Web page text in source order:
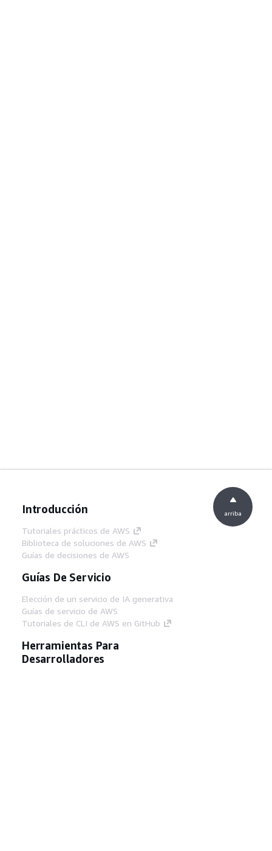
Introducción
Tutoriales prácticos de AWS
Biblioteca de soluciones de AWS
Guías de decisiones de AWS
Guías De Servicio
Elección de un servicio de IA generativa
Guías de servicio de AWS
Tutoriales de CLI de AWS en GitHub
Herramientas Para
Desarrolladores
arriba